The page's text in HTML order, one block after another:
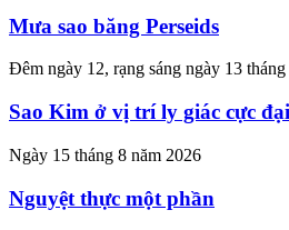
Mưa sao băng Perseids
Đêm ngày 12, rạng sáng ngày 13
Sao Kim ở vị trí ly giác cực
Ngày 15 tháng 8 năm 2026
Nguyệt thực một phần